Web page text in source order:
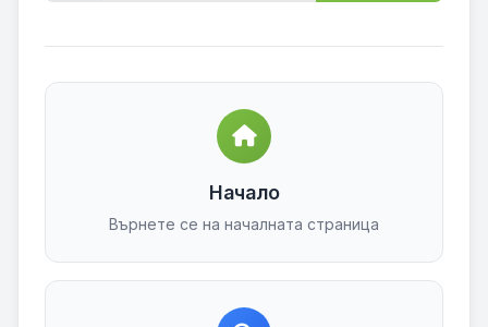
Начало
Върнете се на началната страница